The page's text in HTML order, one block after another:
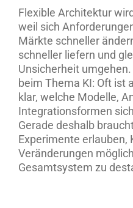
Flexible Architektur
weil sich
Märkte schneller
schneller liefern und
Unsicherheit
beim Thema KI: Oft ist
klar, welche Modelle,
Integrationsformen
Gerade deshalb
Experimente erlauben,
Veränderungen
Gesamtsystem zu